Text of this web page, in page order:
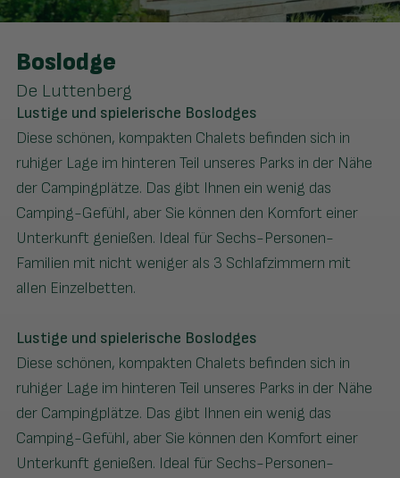
Boslodge
De Luttenberg
Lustige und spielerische Boslodges
Diese schönen, kompakten Chalets befinden sich in
ruhiger Lage im hinteren Teil unseres Parks in der Nähe
der Campingplätze. Das gibt Ihnen ein wenig das
Camping-Gefühl, aber Sie können den Komfort einer
Unterkunft genießen. Ideal für Sechs-Personen-
Familien mit nicht weniger als 3 Schlafzimmern mit
allen Einzelbetten.
Lustige und spielerische Boslodges
Diese schönen, kompakten Chalets befinden sich in
ruhiger Lage im hinteren Teil unseres Parks in der Nähe
der Campingplätze. Das gibt Ihnen ein wenig das
Camping-Gefühl, aber Sie können den Komfort einer
Unterkunft genießen. Ideal für Sechs-Personen-